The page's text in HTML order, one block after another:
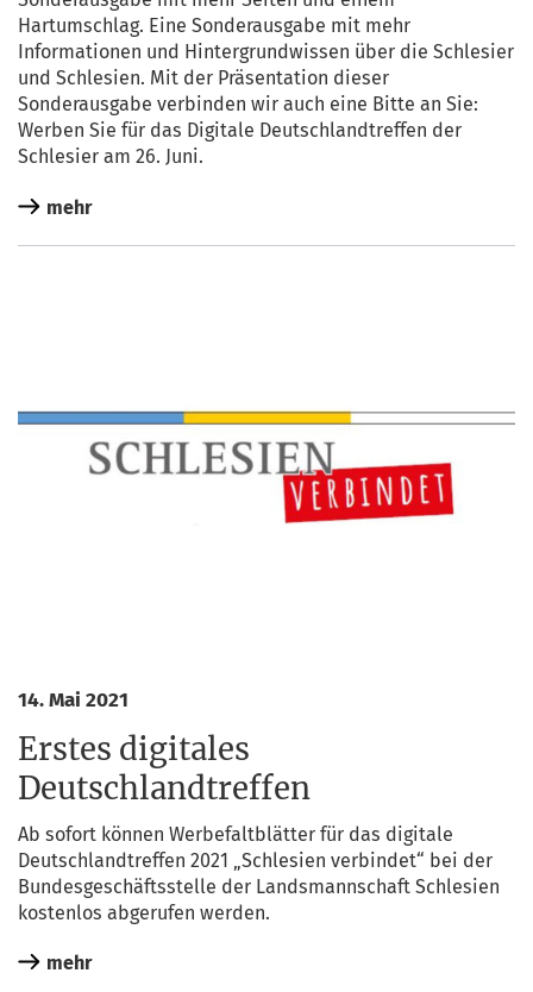
Har­t­um­schlag. Eine Son­der­aus­ga­be mit mehr
Infor­ma­tio­nen und Hin­ter­grund­wis­sen über die Schle­si­er
und Schle­si­en. Mit der Prä­sen­ta­ti­on die­ser
Son­der­aus­ga­be ver­bin­den wir auch eine Bit­te an Sie:
Wer­ben Sie für das Digi­ta­le Deutsch­land­tref­fen der
Schle­si­er am 26. Juni.
mehr
14. Mai 2021
Erstes digitales
Deutschlandtreffen
Ab sofort kön­nen Wer­be­falt­blät­ter für das digi­ta­le
Deutsch­land­tref­fen 2021 „Schle­si­en ver­bin­det“ bei der
Bun­des­ge­schäfts­stel­le der Lands­mann­schaft Schle­si­en
kos­ten­los abge­ru­fen werden.
mehr